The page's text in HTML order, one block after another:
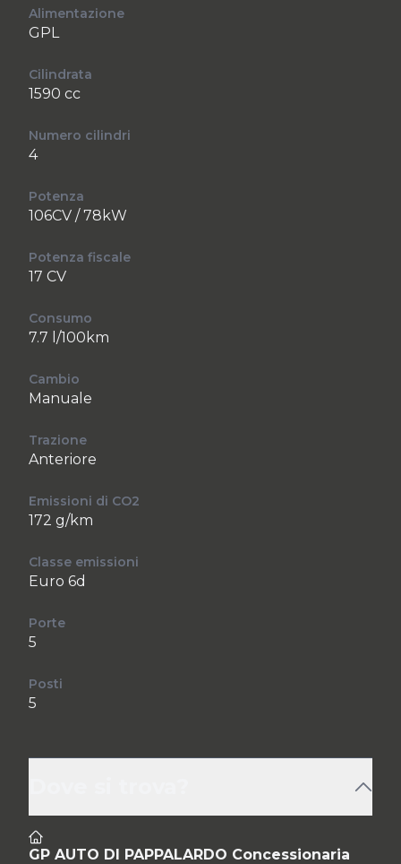
Alimentazione
GPL
Cilindrata
1590 cc
Numero cilindri
4
Potenza
106CV / 78kW
Potenza fiscale
17 CV
Consumo
7.7 l/100km
Cambio
Manuale
Trazione
Anteriore
Emissioni di CO2
172 g/km
Classe emissioni
Euro 6d
Porte
5
Posti
5
GP AUTO DI PAPPALARDO Concessionaria